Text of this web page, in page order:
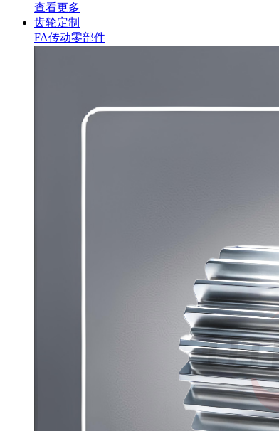
查看更多
齿轮定制
FA传动零部件